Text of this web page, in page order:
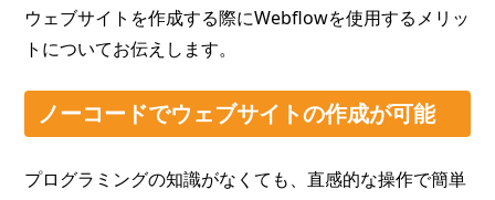
ウェブサイトを作成する際にWebflowを使用するメリッ
トについてお伝えします。
ノーコードでウェブサイトの作成が可能
プログラミングの知識がなくても、直感的な操作で簡単